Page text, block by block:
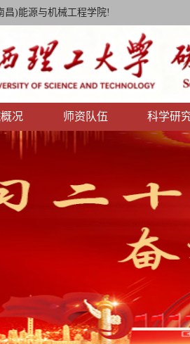
昌)能源与机械工程学院!
况 师资队伍 科学研